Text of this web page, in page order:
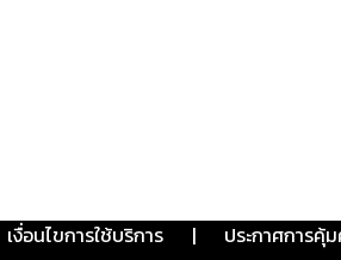
เงื่อนไขการใช้บริการ | ประกาศการคุ้